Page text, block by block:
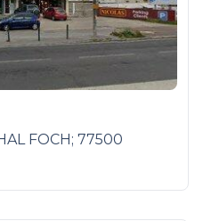
FOCH; 77500